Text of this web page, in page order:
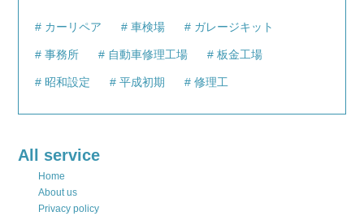
カーリペア 車検場 ガレージキット
事務所 自動車修理工場 板金工場
昭和設定 平成初期 修理工
All service
Home
About us
Privacy policy